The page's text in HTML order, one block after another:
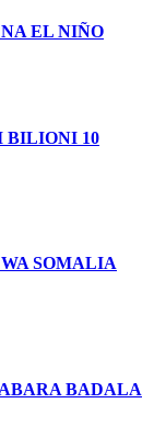
EL NIÑO
BILIONI 10
SOMALIA
BADALA